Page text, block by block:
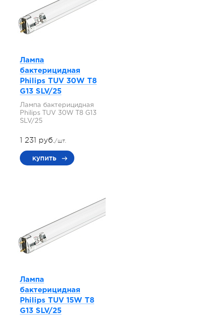
Лампа
бактерицидная
Philips TUV 30W T8
G13 SLV/25
Лампа бактерицидная
Philips TUV 30W T8 G13
SLV/25
1 231 руб./шт.
купить
Лампа
бактерицидная
Philips TUV 15W T8
G13 SLV/25